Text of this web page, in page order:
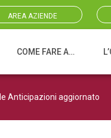
AREA AZIENDE
COME FARE A…
Anticipazioni aggiornato